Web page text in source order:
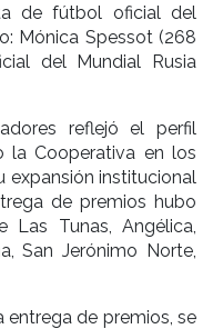
de fútbol oficial del
Mónica Spessot (268
del Mundial Rusia
reflejó el perfil
la Cooperativa en los
expansión institucional
de premios hubo
Tunas, Angélica,
San Jerónimo Norte,
entrega de premios, se